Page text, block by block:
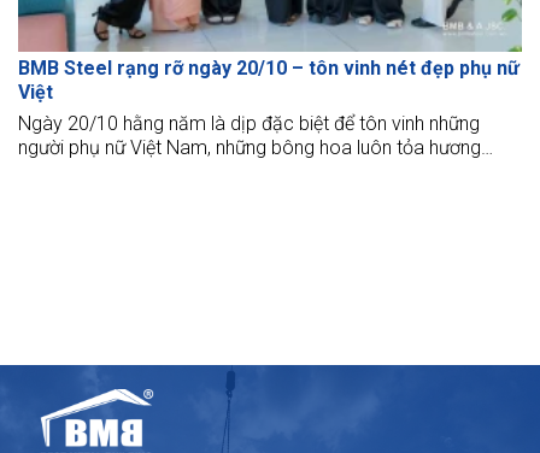
BMB Steel rạng rỡ ngày 20/10 – tôn vinh nét đẹp phụ nữ
Việt
Ngày 20/10 hằng năm là dịp đặc biệt để tôn vinh những
người phụ nữ Việt Nam, những bông hoa luôn tỏa hương